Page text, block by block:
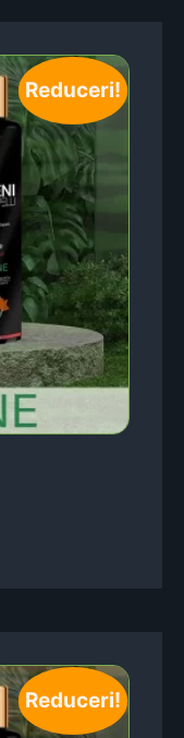
Reduceri!
Reduceri!